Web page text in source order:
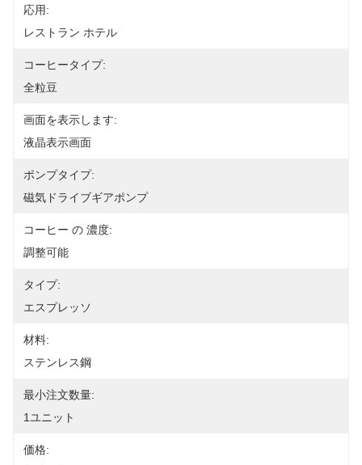
応用:
レストラン ホテル
コーヒータイプ:
全粒豆
画面を表示します:
液晶表示画面
ポンプタイプ:
磁気ドライブギアポンプ
コーヒー の 濃度:
調整可能
タイプ:
エスプレッソ
材料:
ステンレス鋼
最小注文数量:
1ユニット
価格: